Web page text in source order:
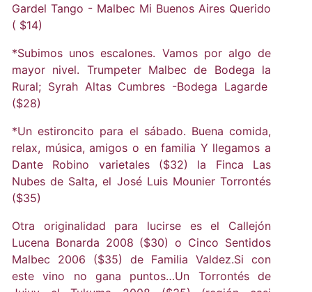
Gardel Tango - Malbec Mi Buenos Aires Querido
( $14)
*Subimos unos escalones. Vamos por algo de
mayor nivel. Trumpeter Malbec de Bodega la
Rural; Syrah Altas Cumbres -Bodega Lagarde
($28)
*Un estironcito para el sábado. Buena comida,
relax, música, amigos o en familia Y llegamos a
Dante Robino varietales ($32) la Finca Las
Nubes de Salta, el José Luis Mounier Torrontés
($35)
Otra originalidad para lucirse es el Callejón
Lucena Bonarda 2008 ($30) o Cinco Sentidos
Malbec 2006 ($35) de Familia Valdez.Si con
este vino no gana puntos…Un Torrontés de